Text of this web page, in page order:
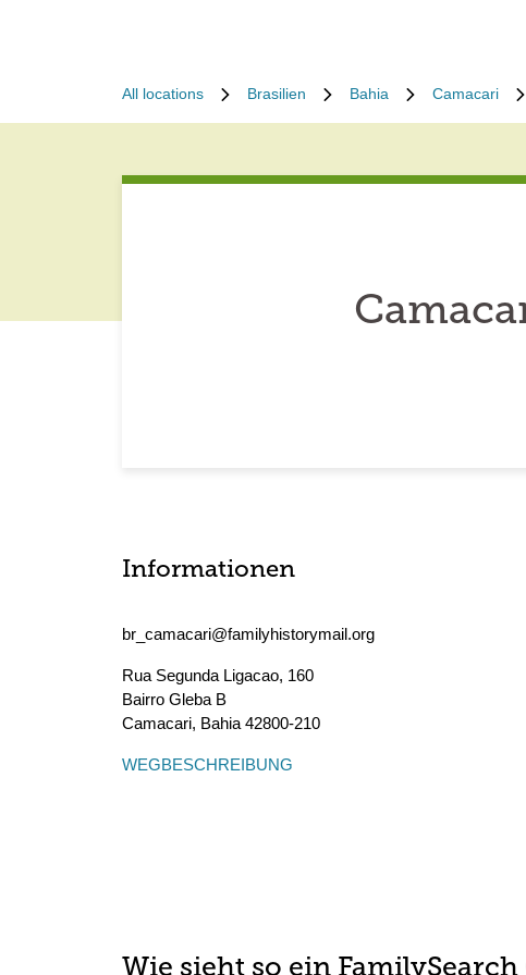
All locations Brasilien Bahia Camacari
Informationen
br_camacari@familyhistorymail.org
Rua Segunda Ligacao, 160
Bairro Gleba B
Camacari, Bahia 42800-210
WEGBESCHREIBUNG
Wie sieht so ein FamilySearch